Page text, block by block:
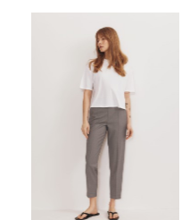
ZOBACZ PRODUKT